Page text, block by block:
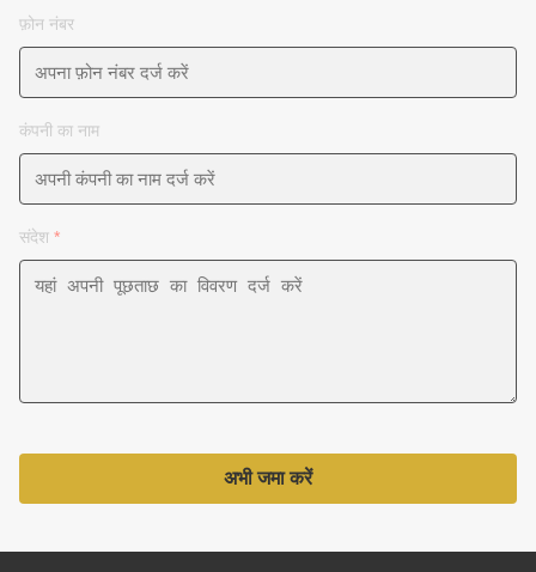
फ़ोन नंबर
कंपनी का नाम
संदेश *
अभी जमा करें